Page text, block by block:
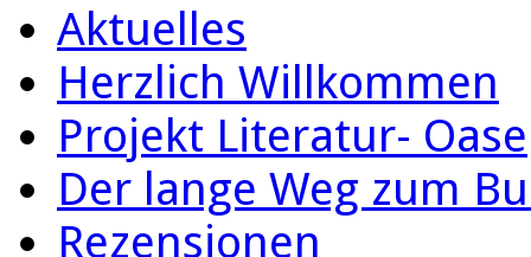
Aktuelles
Herzlich Willkommen
Projekt Literatur- Oase
Der lange Weg zum
Rezensionen